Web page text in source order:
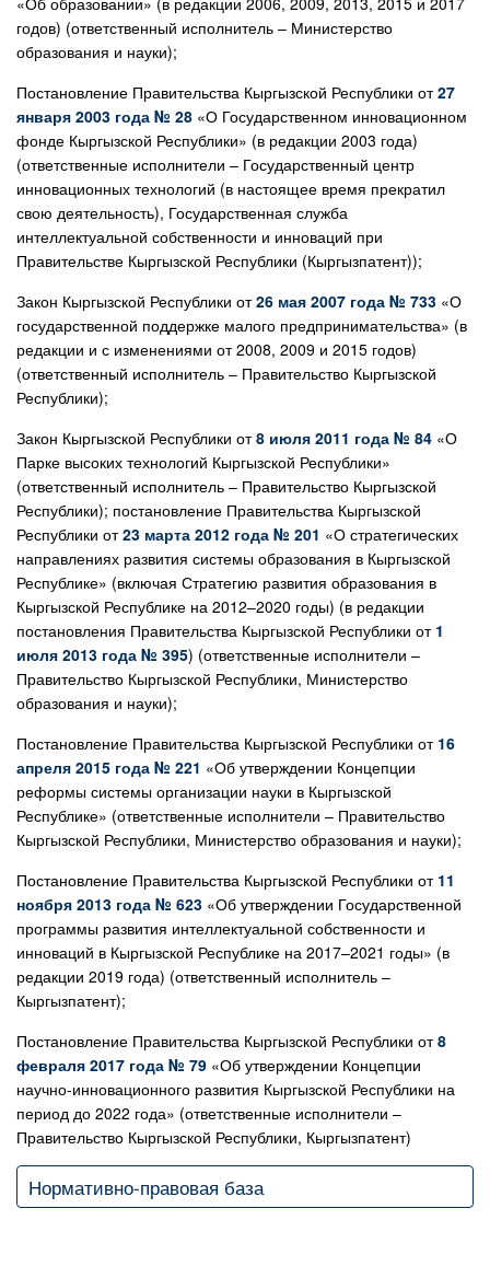
годов) (ответственный исполнитель – Министерство
образования и науки);
Постановление Правительства Кыргызской Республики от27
января 2003 года № 28 «О Государственном инновационном
фонде Кыргызской Республики» (в редакции 2003 года)
(ответственные исполнители – Государственный центр
инновационных технологий (в настоящее время прекратил
свою деятельность), Государственная служба
интеллектуальной собственности и инноваций при
Правительстве Кыргызской Республики (Кыргызпатент));
Закон Кыргызской Республики от26 мая 2007 года № 733 «О
государственной поддержке малого предпринимательства» (в
редакции и с изменениями от 2008, 2009 и 2015 годов)
(ответственный исполнитель – Правительство Кыргызской
Республики);
Закон Кыргызской Республики от8 июля 2011 года № 84 «О
Парке высоких технологий Кыргызской Республики»
(ответственный исполнитель – Правительство Кыргызской
Республики); постановление Правительства Кыргызской
Республики от23 марта 2012 года № 201 «О стратегических
направлениях развития системы образования в Кыргызской
Республике» (включая Стратегию развития образования в
Кыргызской Республике на 2012–2020 годы) (в редакции
постановления Правительства Кыргызской Республики от 1
июля 2013 года № 395) (ответственные исполнители –
Правительство Кыргызской Республики, Министерство
образования и науки);
Постановление Правительства Кыргызской Республики от 16
апреля 2015 года № 221 «Об утверждении Концепции
реформы системы организации науки в Кыргызской
Республике» (ответственные исполнители – Правительство
Кыргызской Республики, Министерство образования и науки);
Постановление Правительства Кыргызской Республики от 11
ноября 2013 года № 623 «Об утверждении Государственной
программы развития интеллектуальной собственности и
инноваций в Кыргызской Республике на 2017–2021 годы» (в
редакции 2019 года) (ответственный исполнитель –
Кыргызпатент);
Постановление Правительства Кыргызской Республики от8
февраля 2017 года № 79 «Об утверждении Концепции
научно-инновационного развития Кыргызской Республики на
период до 2022 года» (ответственные исполнители –
Правительство Кыргызской Республики, Кыргызпатент)
Нормативно-правовая база